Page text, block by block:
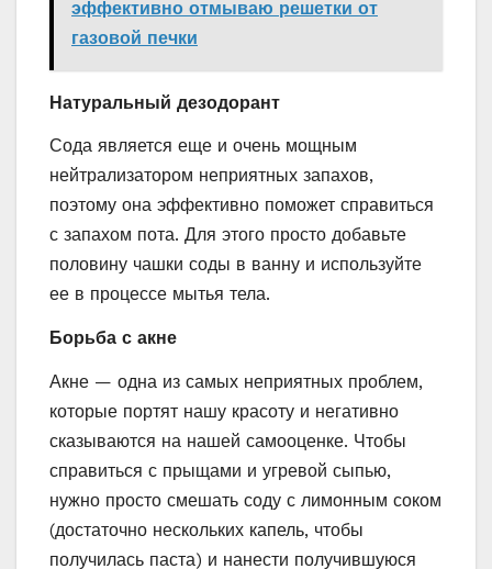
эффективно отмываю решетки от
газовой печки
Натуральный дезодорант
Сода является еще и очень мощным
нейтрализатором неприятных запахов,
поэтому она эффективно поможет справиться
с запахом пота. Для этого просто добавьте
половину чашки соды в ванну и используйте
ее в процессе мытья тела.
Борьба с акне
Акне — одна из самых неприятных проблем,
которые портят нашу красоту и негативно
сказываются на нашей самооценке. Чтобы
справиться с прыщами и угревой сыпью,
нужно просто смешать соду с лимонным соком
(достаточно нескольких капель, чтобы
получилась паста) и нанести получившуюся